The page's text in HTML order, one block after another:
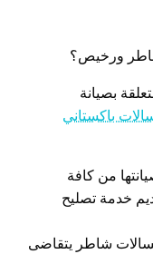
ورخيص؟
بصيانة
باكستاني
من كافة
خدمة تصليح
شاطر يتقاضى